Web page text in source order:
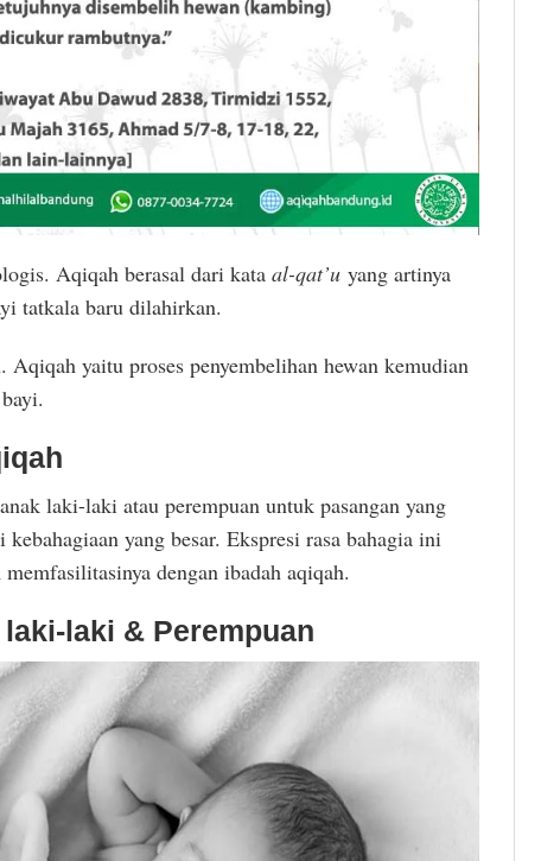
Aqiqah berasal dari kata al-qat’u yang artinya
tatkala baru dilahirkan.
yaitu proses penyembelihan hewan kemudian
laki-laki atau perempuan untuk pasangan yang
yang besar. Ekspresi rasa bahagia ini
dengan ibadah aqiqah.
laki & Perempuan